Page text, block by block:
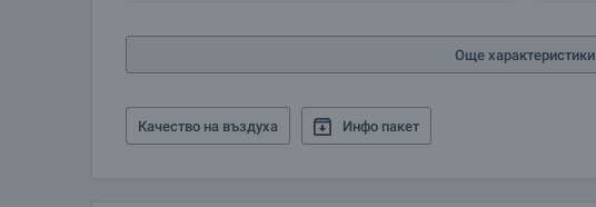
Още характеристики
Качество на въздуха Инфо пакет